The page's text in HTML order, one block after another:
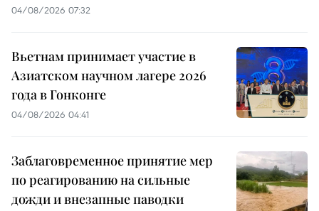
04/08/2026 07:32
Вьетнам принимает участие в
Азиатском научном лагере 2026
года в Гонконге
04/08/2026 04:41
Заблаговременное принятие мер
по реагированию на сильные
дожди и внезапные паводки